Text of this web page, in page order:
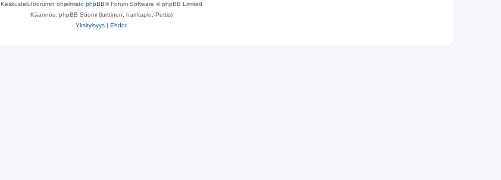
Keskustelufoorumin ohjelmisto phpBB® Forum Software © phpBB Limited
Käännös: phpBB Suomi (lurttinen, harritapio, Pettis)
Yksityisyys | Ehdot